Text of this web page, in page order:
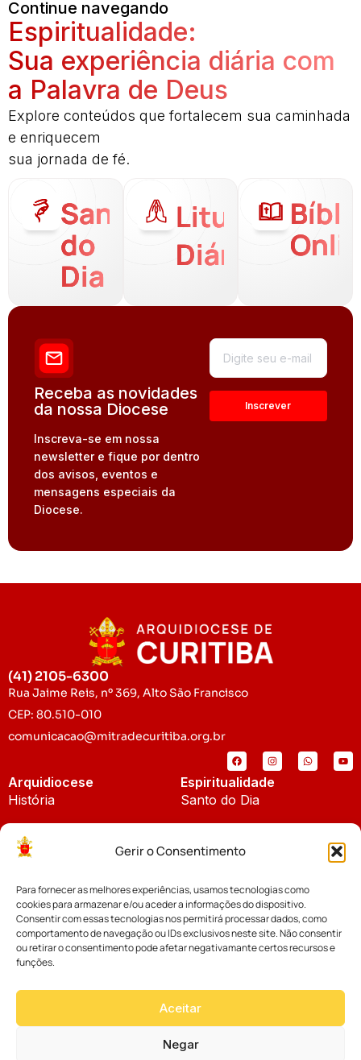
Gerir o Consentimento
Para fornecer as melhores experiências, usamos tecnologias como
cookies para armazenar e/ou aceder a informações do dispositivo.
Consentir com essas tecnologias nos permitirá processar dados, como
comportamento de navegação ou IDs exclusivos neste site. Não consentir
ou retirar o consentimento pode afetar negativamante certos recursos e
funções.
Aceitar
Negar
Continue navegando
Espiritualidade:
Sua experiência diária com
a Palavra de Deus
Explore conteúdos que fortalecem sua caminhada
e enriquecem
sua jornada de fé.
Santo
do
Dia
Liturgia
Diária
Receba as novidades
da nossa Diocese
Inscreva-se em nossa
newsletter e fique por dentro
dos avisos, eventos e
mensagens especiais da
Diocese.
(41) 2105-6300
Rua Jaime Reis, nº 369, Alto São Francisco
CEP: 80.510-010
comunicacao@mitradecuritiba.org.br
Arquidiocese
História
Padroeira
Espiritualidade
Santo do Dia
Notícias
Notícias da Arquidiocese
Notícias Cáritas
Palavra dos Bispos
Cúria Diocesana
Fundo Diocesano
Vicariatos da Educação
Eventos